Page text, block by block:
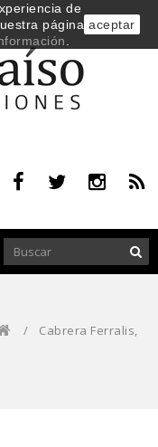
/
Cabrera Ferralis,
de
página aceptar